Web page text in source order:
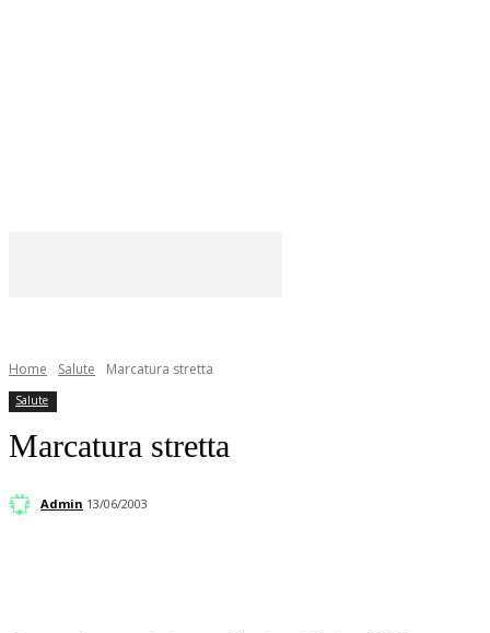
Home Salute Marcatura stretta
Salute
Marcatura stretta
Admin 13/06/2003